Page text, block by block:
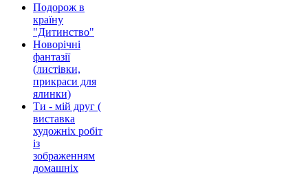
Подорож в
країну
"Дитинство"
Новорічні
фантазії
(листівки,
прикраси для
ялинки)
Ти - мій друг (
виставка
художніх робіт
із
зображенням
домашніх